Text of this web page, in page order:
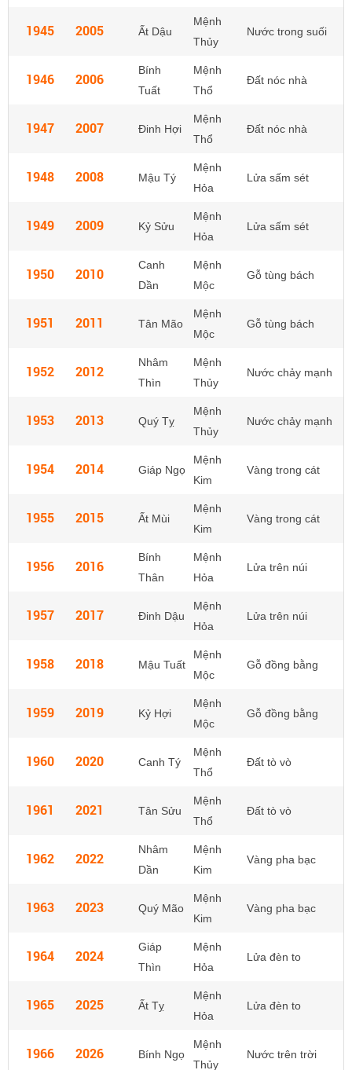
1945 2005 Ất Dậu
Mệnh
Thủy
Nước trong suối
1946 2006
Bính
Tuất
Mệnh
Thổ
Đất nóc nhà
1947 2007 Đinh Hợi
Mệnh
Thổ
Đất nóc nhà
1948 2008 Mậu Tý
Mệnh
Hỏa
Lửa sấm sét
1949 2009 Kỷ Sửu
Mệnh
Hỏa
Lửa sấm sét
1950 2010
Canh
Dần
Mệnh
Mộc
Gỗ tùng bách
1951 2011 Tân Mão
Mệnh
Mộc
Gỗ tùng bách
1952 2012
Nhâm
Thìn
Mệnh
Thủy
Nước chảy mạnh
1953 2013 Quý Tỵ
Mệnh
Thủy
Nước chảy mạnh
1954 2014 Giáp Ngọ
Mệnh
Kim
Vàng trong cát
1955 2015 Ất Mùi
Mệnh
Kim
Vàng trong cát
1956 2016
Bính
Thân
Mệnh
Hỏa
Lửa trên núi
1957 2017 Đinh Dậu
Mệnh
Hỏa
Lửa trên núi
1958 2018 Mậu Tuất
Mệnh
Mộc
Gỗ đồng bằng
1959 2019 Kỷ Hợi
Mệnh
Mộc
Gỗ đồng bằng
1960 2020 Canh Tý
Mệnh
Thổ
Đất tò vò
1961 2021 Tân Sửu
Mệnh
Thổ
Đất tò vò
1962 2022
Nhâm
Dần
Mệnh
Kim
Vàng pha bạc
1963 2023 Quý Mão
Mệnh
Kim
Vàng pha bạc
1964 2024
Giáp
Thìn
Mệnh
Hỏa
Lửa đèn to
1965 2025 Ất Tỵ
Mệnh
Hỏa
Lửa đèn to
1966 2026 Bính Ngọ
Mệnh
Thủy
Nước trên trời